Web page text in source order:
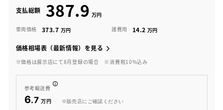
支払総額 387.9
車両価格 373.7 諸費用 14.2
価格相場表（最新情報）を見る
※価格は展示店にて8月登録の場合 ※消費税10%込み
参考輸送費
6.7 ※販売店にご確認ください